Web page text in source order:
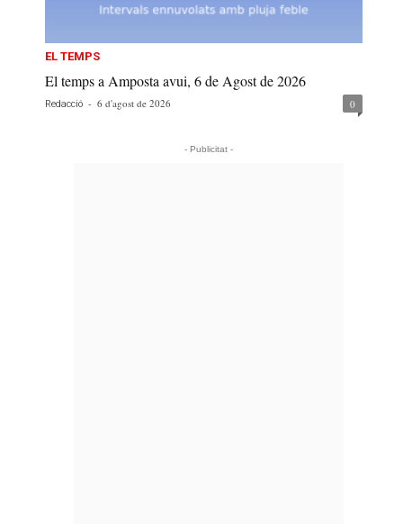
EL TEMPS
El temps a Amposta avui, 6 de Agost de 2026
Redacció - 6 d'agost de 2026 0
- Publicitat -